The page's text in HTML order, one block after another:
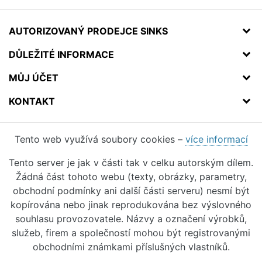
AUTORIZOVANÝ PRODEJCE SINKS
DŮLEŽITÉ INFORMACE
MŮJ ÚČET
KONTAKT
Tento web využívá soubory cookies – více informací
Tento server je jak v části tak v celku autorským dílem.
Žádná část tohoto webu (texty, obrázky, parametry,
obchodní podmínky ani další části serveru) nesmí být
kopírována nebo jinak reprodukována bez výslovného
souhlasu provozovatele. Názvy a označení výrobků,
služeb, firem a společností mohou být registrovanými
obchodními známkami příslušných vlastníků.